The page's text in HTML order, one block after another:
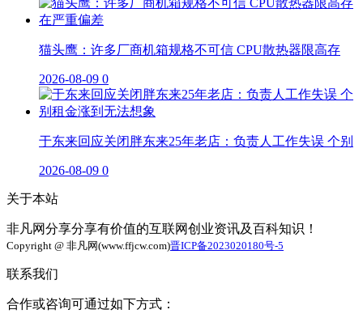
猫头鹰：许多厂商机箱规格不可信 CPU散热器限高存
2026-08-09 0
于东来回应关闭胖东来25年老店：负责人工作失误 个别
2026-08-09 0
关于本站
非凡网分享分享有价值的互联网创业资讯及百科知识！
Copyright @ 非凡网(www.ffjcw.com)晋ICP备2023020180号-5
联系我们
合作或咨询可通过如下方式：